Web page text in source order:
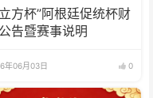
方杯”阿根廷促统杯财
告暨赛事说明
年06月03日 0